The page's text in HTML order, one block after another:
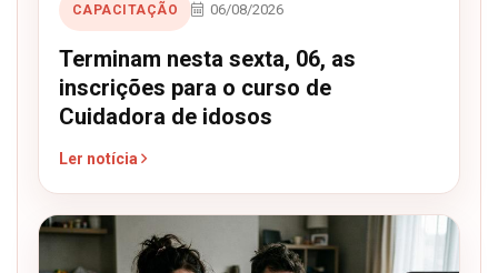
CAPACITAÇÃO 06/08/2026
Terminam nesta sexta, 06, as
inscrições para o curso de
Cuidadora de idosos
Ler notícia